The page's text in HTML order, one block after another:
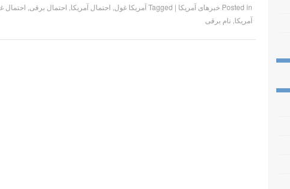
Posted in خبرهای آمریکا |
Taggedآمریکا غول احتمال آمریکا احتمال برقی احتمال
آمریکا ,نام برقی